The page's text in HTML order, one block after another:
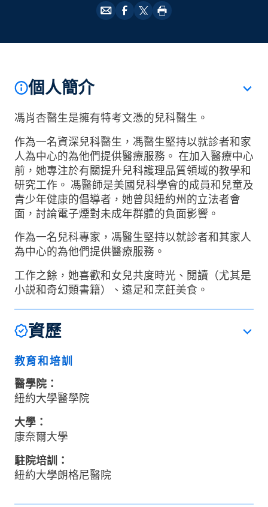
個人簡介
馮肖杏醫生是擁有特考文憑的兒科醫生。
作為一名資深兒科醫生，馮醫生堅持以就診者和家
人為中心的為他們提供醫療服務。 在加入醫療中心
前，她專注於有關提升兒科護理品質領域的教學和
研究工作。 馮醫師是美國兒科學會的成員和兒童及
青少年健康的倡導者，她曾與紐約州的立法者會
面，討論電子煙對未成年群體的負面影響。
作為一名兒科專家，馮醫生堅持以就診者和其家人
為中心的為他們提供醫療服務。
工作之餘，她喜歡和女兒共度時光、閲讀（尤其是
小説和奇幻類書籍）、遠足和烹飪美食。
資歷
教育和培訓
醫學院：
紐約大學醫學院
大學：
康奈爾大學
駐院培訓：
紐約大學朗格尼醫院